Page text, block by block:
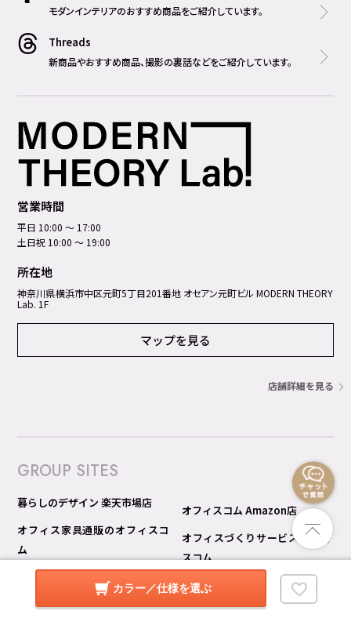
カラー／仕様を選ぶ
モダンインテリアのおすすめ商品をご紹介しています。
Threads
新商品やおすすめ商品、撮影の裏話などをご紹介しています。
営業時間
平日 10:00 ～ 17:00
土日祝 10:00 ～ 19:00
所在地
神奈川県横浜市中区元町5丁⽬201番地 オセアン元町ビル MODERN THEORY
Lab. 1F
マップを見る
店舗詳細を見る
GROUP SITES
暮らしのデザイン 楽天市場店
オフィス家具通販のオフィスコ
ム
オフィスコム Yahoo!ショッピン
オフィスコム Amazon店
オフィスづくりサービス オフィ
スコム
オフィスコム 見積り比較 Pro